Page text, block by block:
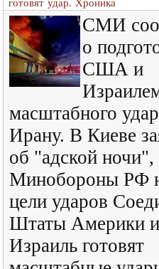
готовят удар. Хроника
СМИ
о
США и
масштабного
Ирану. В Киеве
об "адской ночи",
Минобороны РФ
цели ударов
Штаты Америки и
Израиль готовят